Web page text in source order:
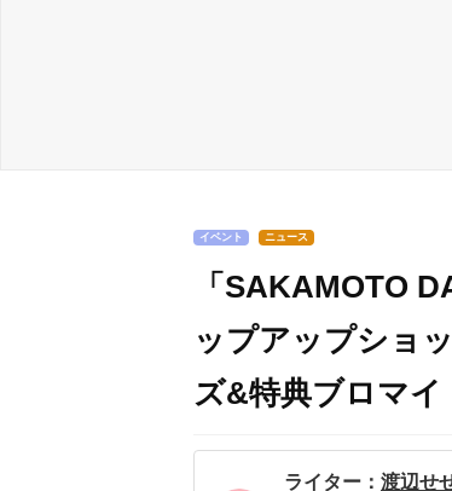
イベント ニュース
「SAKAMOTO
ップアップショ
ズ&特典ブロマイ
ライター： 渡辺せ